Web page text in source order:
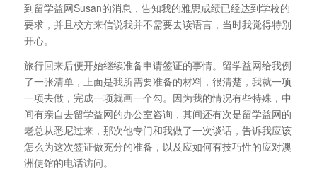
到留学益网Susan的消息，告知我的雅思成绩已经达到学校的
要求，并且校方来信说我并不需要去读语言，当时我觉得特别
开心。
旅行回来后便开始继续准备申请签证的事情。留学益网给我例
了一张清单，上面是我所需要准备的材料，很清楚，我就一项
一项去做，完成一项就画一个勾。因为我的情况有些特殊，中
间有亲自去留学益网的办公室咨询，其间还有次是留学益网的
老总从悉尼过来，那次他专门和我做了一次谈话，告诉我应该
怎么为这次签证做充分的准备，以及应如何有技巧性的应对澳
洲使馆的电话访问。